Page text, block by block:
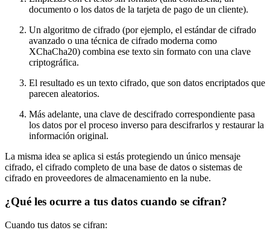
documento o los datos de la tarjeta de pago de un cliente).
Un algoritmo de cifrado (por ejemplo, el estándar de cifrado
avanzado o una técnica de cifrado moderna como
XChaCha20) combina ese texto sin formato con una clave
criptográfica.
El resultado es un texto cifrado, que son datos encriptados que
parecen aleatorios.
Más adelante, una clave de descifrado correspondiente pasa
los datos por el proceso inverso para descifrarlos y restaurar la
información original.
La misma idea se aplica si estás protegiendo un único mensaje
cifrado, el cifrado completo de una base de datos o sistemas de
cifrado en proveedores de almacenamiento en la nube.
¿Qué les ocurre a tus datos cuando se cifran?
Cuando tus datos se cifran: